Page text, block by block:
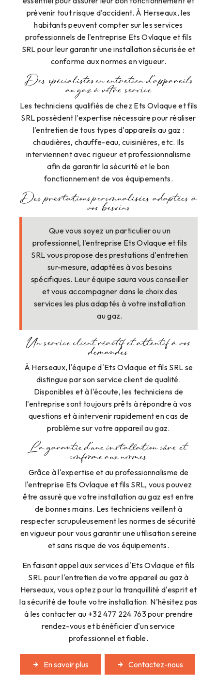
prévenir tout risque d'accident. À Herseaux, les
habitants peuvent compter sur les services
professionnels de l'entreprise Ets Ovlaque et fils
SRL pour leur garantir une installation sécurisée et
conforme aux normes en vigueur.
Des spécialistes en entretien d'appareils
au gaz à votre service
Les techniciens qualifiés de chez Ets Ovlaque et fils
SRL possèdent l'expertise nécessaire pour réaliser
l'entretien de tous types d'appareils au gaz :
chaudières, chauffe-eau, cuisinières, etc. Ils
interviennent avec rigueur et professionnalisme
afin de garantir la sécurité et le bon
fonctionnement de vos équipements.
Des prestations personnalisées adaptées à
vos besoins
Que vous soyez un particulier ou un
professionnel, l'entreprise Ets Ovlaque et fils
SRL vous propose des prestations d'entretien
sur-mesure, adaptées à vos besoins
spécifiques. Leur équipe saura vous conseiller
et vous accompagner dans le choix des
services les plus adaptés à votre installation
au gaz.
Un service client réactif et attentif à vos
demandes
À Herseaux, l'équipe d'Ets Ovlaque et fils SRL se
distingue par son service client de qualité.
Disponibles et à l'écoute, les techniciens de
l'entreprise sont toujours prêts à répondre à vos
questions et à intervenir rapidement en cas de
problème sur votre appareil au gaz.
La garantie d'une installation sûre et
conforme aux normes
Grâce à l'expertise et au professionnalisme de
l'entreprise Ets Ovlaque et fils SRL, vous pouvez
être assuré que votre installation au gaz est entre
de bonnes mains. Les techniciens veillent à
respecter scrupuleusement les normes de sécurité
en vigueur pour vous garantir une utilisation sereine
et sans risque de vos équipements.
En faisant appel aux services d'Ets Ovlaque et fils
SRL pour l'entretien de votre appareil au gaz à
Herseaux, vous optez pour la tranquillité d'esprit et
la sécurité de toute votre installation. N'hésitez pas
à les contacter au +32 477 224 763 pour prendre
rendez-vous et bénéficier d'un service
professionnel et fiable.
En savoir plus Contactez-nous